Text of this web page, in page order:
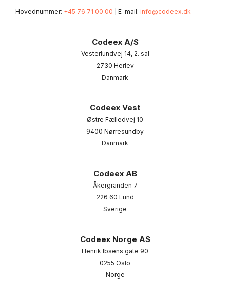
Hovednummer: +45 76 71 00 00 | E-mail: info@codeex.dk
Codeex A/S
Vesterlundvej 14, 2. sal
2730 Herlev
Danmark
Codeex Vest
Østre Fælledvej 10
9400 Nørresundby
Danmark
Codeex AB
Åkergränden 7
226 60 Lund
Sverige
Codeex Norge AS
Henrik Ibsens gate 90
0255 Oslo
Norge